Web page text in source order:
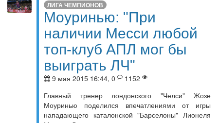
ЛИГА ЧЕМПИОНОВ
Моуринью: "При
наличии Месси любой
топ-клуб АПЛ мог бы
выиграть ЛЧ"
9 мая 2015 16:44, 0
1152
Главный тренер лондонского "Челси" Жозе
Моуринью поделился впечатлениями от игры
нападающего каталонской "Барселоны" Лионеля